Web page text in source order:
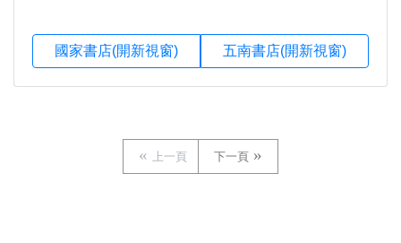
國家書店(開新視窗) 五南書店(開新視窗)
上一頁 下一頁